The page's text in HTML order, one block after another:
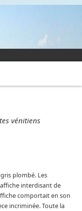
vénitiens
plombé. Les
interdisant de
comportait en son
incriminée. Toute la